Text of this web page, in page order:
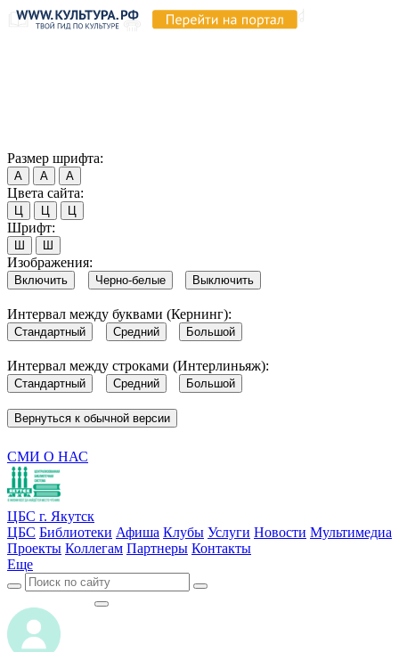
Размер шрифта:
А А А
Цвета сайта:
Ц Ц Ц
Шрифт:
Ш Ш
Изображения:
Включить Черно-белые Выключить
Интервал между буквами (Кернинг):
Стандартный Средний Большой
Интервал между строками (Интерлиньяж):
Стандартный Средний Большой
Вернуться к обычной версии
СМИ О НАС
ЦБС г. Якутск
ЦБС Библиотеки Афиша Клубы Услуги Новости Мультимедиа
Проекты Коллегам Партнеры Контакты
Еще